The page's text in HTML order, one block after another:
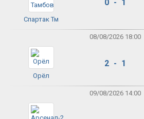
Спартак Тм
0 - 1
08/08/2026 18:00
Орёл
2 - 1
09/08/2026 14:00